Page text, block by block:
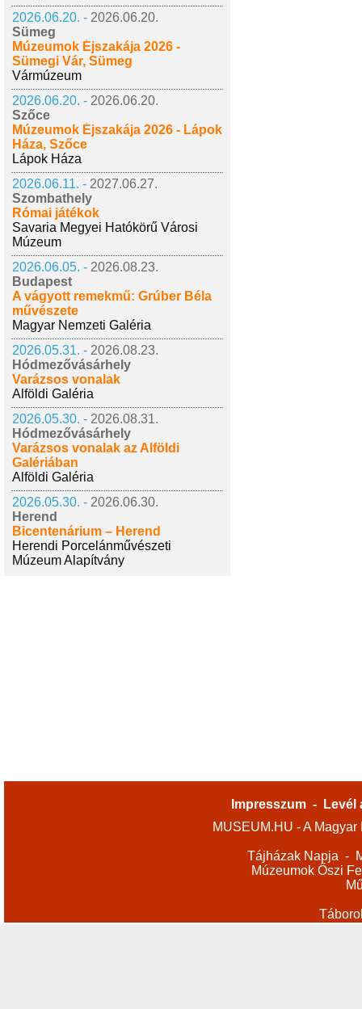
2026.06.20. - 2026.06.20.
Sümeg
Múzeumok Éjszakája 2026 -
Sümegi Vár, Sümeg
Vármúzeum
2026.06.20. - 2026.06.20.
Szőce
Múzeumok Éjszakája 2026 - Lápok
Háza, Szőce
Lápok Háza
2026.06.11. - 2027.06.27.
Szombathely
Római játékok
Savaria Megyei Hatókörű Városi
Múzeum
2026.06.05. - 2026.08.23.
Budapest
A vágyott remekmű: Grúber Béla
művészete
Magyar Nemzeti Galéria
2026.05.31. - 2026.08.23.
Hódmezővásárhely
Varázsos vonalak
Alföldi Galéria
2026.05.30. - 2026.08.31.
Hódmezővásárhely
Varázsos vonalak az Alföldi
Galériában
Alföldi Galéria
2026.05.30. - 2026.06.30.
Herend
Bicentenárium – Herend
Herendi Porcelánművészeti
Múzeum Alapítvány
Impresszum -
Levél
MUSEUM.HU - A
Tájházak Napja -
Múzeumok Őszi